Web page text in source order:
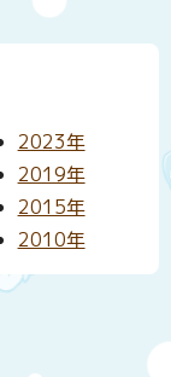
2023年
2019年
2015年
2010年